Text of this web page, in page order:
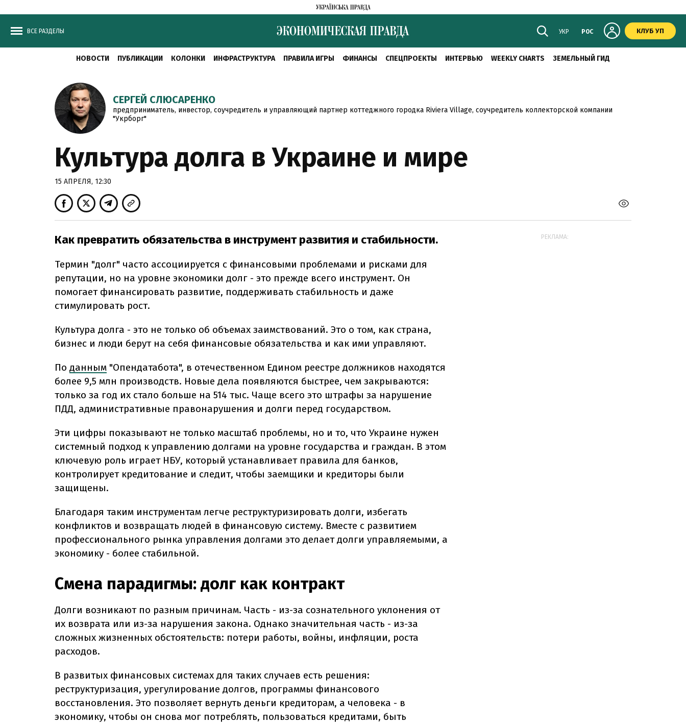
ВСЕ РАЗДЕЛЫ УКР РОС КЛУБ УП
НОВОСТИ ПУБЛИКАЦИИ КОЛОНКИ ИНФРАСТРУКТУРА ПРАВИЛА ИГРЫ ФИНАНСЫ СПЕЦПРОЕКТЫ ИНТЕРВЬЮ WEEKLY CHARTS ЗЕМЕЛЬНЫЙ ГИД
СЕРГЕЙ СЛЮСАРЕНКО
предприниматель, инвестор, соучредитель и управляющий партнер коттеджного городка Riviera Village, соучредитель коллекторской компании
"Укрборг"
Культура долга в Украине и мире
15 АПРЕЛЯ, 12:30
Как превратить обязательства в инструмент развития и стабильности.
Термин "долг" часто ассоциируется с финансовыми проблемами и рисками для
репутации, но на уровне экономики долг - это прежде всего инструмент. Он
помогает финансировать развитие, поддерживать стабильность и даже
стимулировать рост.
Культура долга - это не только об объемах заимствований. Это о том, как страна,
бизнес и люди берут на себя финансовые обязательства и как ими управляют.
По данным "Опендатабота", в отечественном Едином реестре должников находятся
более 9,5 млн производств. Новые дела появляются быстрее, чем закрываются:
только за год их стало больше на 514 тыс. Чаще всего это штрафы за нарушение
ПДД, административные правонарушения и долги перед государством.
Эти цифры показывают не только масштаб проблемы, но и то, что Украине нужен
системный подход к управлению долгами на уровне государства и граждан. В этом
ключевую роль играет НБУ, который устанавливает правила для банков,
контролирует кредитование и следит, чтобы заемщики и кредиторы были
защищены.
Благодаря таким инструментам легче реструктуризировать долги, избегать
конфликтов и возвращать людей в финансовую систему. Вместе с развитием
профессионального рынка управления долгами это делает долги управляемыми, а
экономику - более стабильной.
Смена парадигмы: долг как контракт
Долги возникают по разным причинам. Часть - из-за сознательного уклонения от
их возврата или из-за нарушения закона. Однако значительная часть - из-за
сложных жизненных обстоятельств: потери работы, войны, инфляции, роста
расходов.
В развитых финансовых системах для таких случаев есть решения:
реструктуризация, урегулирование долгов, программы финансового
восстановления. Это позволяет вернуть деньги кредиторам, а человека - в
экономику, чтобы он снова мог потреблять, пользоваться кредитами, быть
РЕКЛАМА: